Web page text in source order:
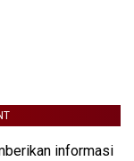
informasi